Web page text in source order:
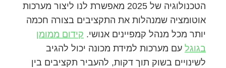
הטכנולוגיה של 2025 מאפשרת לנו ליצור מערכות
אוטומציה שמנהלות את התקציבים בצורה חכמה
יותר מכל מנהל קמפיינים אנושי. קידום ממומן
בגוגל עם מערכות למידת מכונה יכול להגיב
לשינויים בשוק תוך דקות, להעביר תקציבים בין